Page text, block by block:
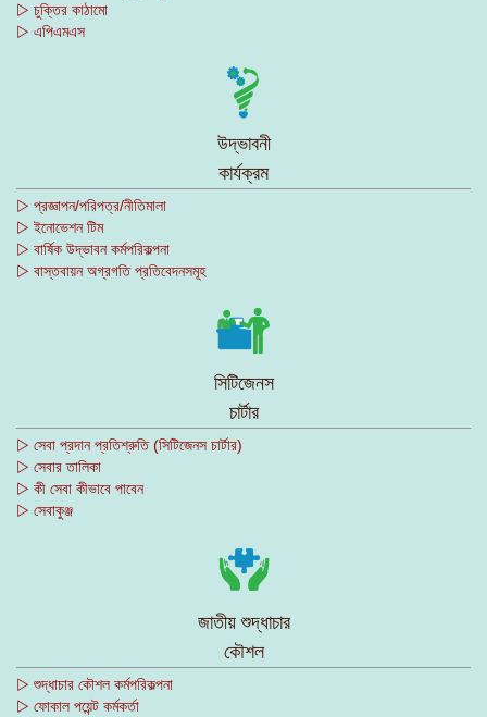
▷ চুক্তির কাঠামো
▷ এপিএমএস
উদ্ভাবনী
কার্যক্রম
▷ প্রজ্ঞাপন/পরিপত্র/নীতিমালা
▷ ইনোভেশন টিম
▷ বার্ষিক উদ্ভাবন কর্মপরিকল্পনা
▷ বাস্তবায়ন অগ্রগতি প্রতিবেদনসমূহ
সিটিজেনস
চার্টার
▷ সেবা প্রদান প্রতিশ্রুতি (সিটিজেনস চার্টার)
▷ সেবার তালিকা
▷ কী সেবা কীভাবে পাবেন
▷ সেবাকুঞ্জ
জাতীয় শুদ্ধাচার
কৌশল
▷ শুদ্ধাচার কৌশল কর্মপরিকল্পনা
▷ ফোকাল পয়েন্ট কর্মকর্তা